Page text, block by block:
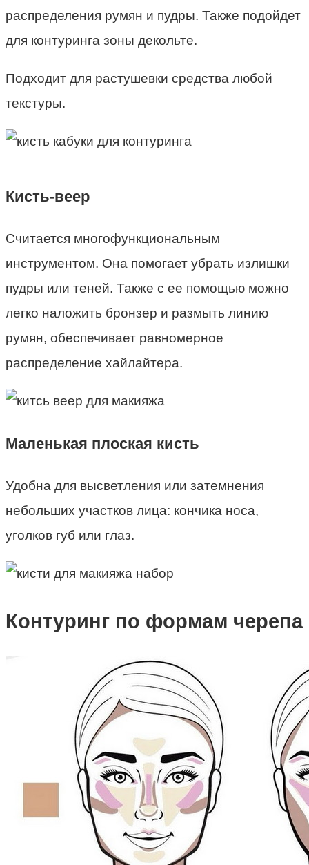
распределения румян и пудры. Также подойдет
для контуринга зоны декольте.
Подходит для растушевки средства любой
текстуры.
Кисть-веер
Считается многофункциональным
инструментом. Она помогает убрать излишки
пудры или теней. Также с ее помощью можно
легко наложить бронзер и размыть линию
румян, обеспечивает равномерное
распределение хайлайтера.
Маленькая плоская кисть
Удобна для высветления или затемнения
небольших участков лица: кончика носа,
уголков губ или глаз.
Контуринг по формам черепа